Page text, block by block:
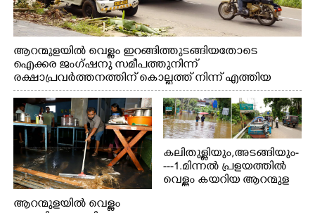
ആറന്മുളയിൽ വെള്ളം ഇറങ്ങിത്തുടങ്ങിയതോടെ
ഐക്കര ജംഗ്ഷനു സമീപത്തുനിന്ന്
രക്ഷാപ്രവർത്തനത്തിന് കൊല്ലത്ത് നിന്ന് എത്തിയ
ബോട്ടുകൾ തിരികെക്കൊണ്ടുപോകുന്നു.
ആറന്മുളയിൽ വെള്ളം
കലിതുള്ളിയും,അടങ്ങിയും-
---1.മിന്നൽ പ്രളയത്തിൽ
വെള്ളം കയറിയ ആറന്മുള